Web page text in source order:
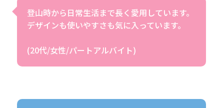
登山時から日常生活まで長く愛用しています。
デザインも使いやすさも気に入っています。
(20代/女性/パートアルバイト)